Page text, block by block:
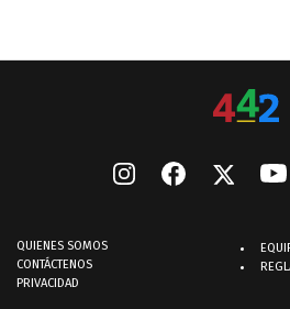
QUIENES SOMOS
CONTÁCTENOS
PRIVACIDAD